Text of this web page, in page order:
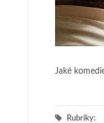
Jaké
Rubriky: